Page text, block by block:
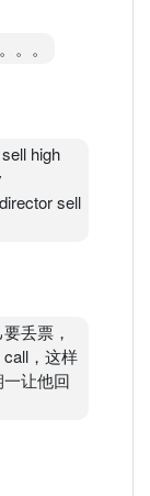
说「哦,
。
的私人
。。
high
sell
丢票，
，这样
让他回